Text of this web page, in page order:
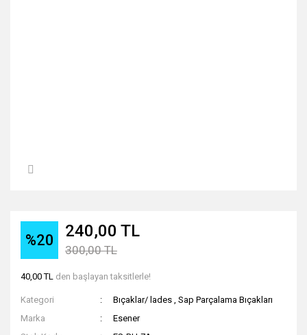
%20 240,00 TL
300,00 TL
40,00 TL den başlayan taksitlerle!
Kategori Bıçaklar/ lades ,Sap Parçalama Bıçakları
Marka
Esener